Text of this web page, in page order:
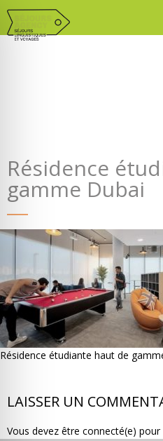
Résidence
gamme Dubai
Résidence étudiante haut de
LAISSER UN
Vous devez être connecté(e)
partir ? Devis &